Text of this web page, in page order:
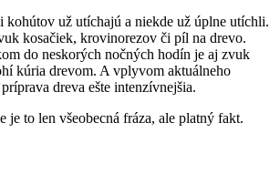
kohútov už utíchajú a niekde už úplne utíchli.
kosačiek, krovinorezov či píl na drevo.
do neskorých nočných hodín je aj zvuk
kúria drevom. A vplyvom aktuálneho
dreva ešte intenzívnejšia.
je to len všeobecná fráza, ale platný fakt.